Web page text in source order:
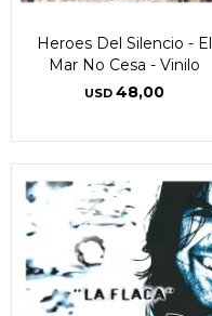
Heroes Del Silencio - El
Mar No Cesa - Vinilo
USD 48,00